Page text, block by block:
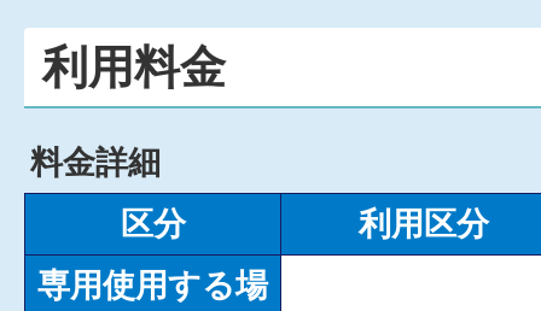
利用料金
料金詳細
区分
利用区分
専用使用する場